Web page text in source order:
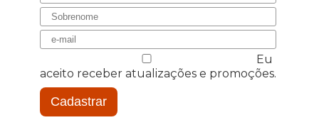
Eu
aceito receber atualizações e promoções.
Cadastrar